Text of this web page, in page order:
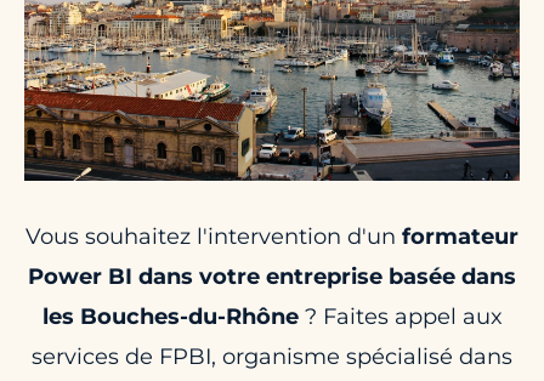
Vous souhaitez l'intervention d'un formateur
Power BI dans votre entreprise basée dans
les Bouches-du-Rhône ? Faites appel aux
services de FPBI, organisme spécialisé dans